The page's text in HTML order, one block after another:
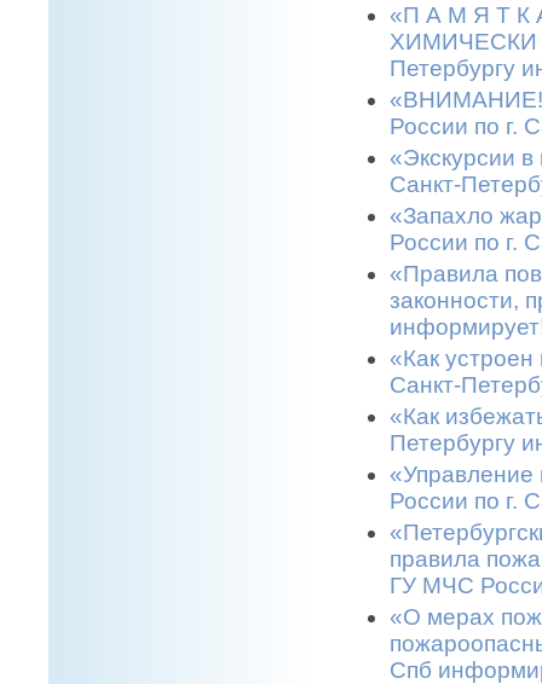
«П А М Я Т
ХИМИЧЕСКИ
Петербургу
«ВНИМАНИЕ!
России по г.
«Экскурсии
Санкт-
«Запахло
России по г.
«Правила
законности,
«Как
Санкт-
«Как
Петербургу
«Управление
России по г.
правила
ГУ МЧС
«О мерах
Спб